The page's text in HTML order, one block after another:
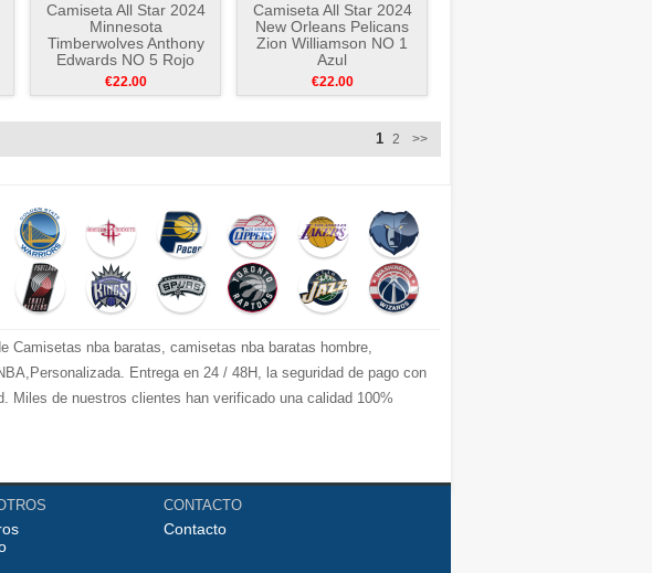
Camiseta All Star 2024
Minnesota
Timberwolves Anthony
Edwards NO 5 Rojo
€22.00
Camiseta All Star 2024
New Orleans Pelicans
Zion Williamson NO 1
Azul
€22.00
1 2 >>
Camisetas nba baratas, camisetas nba baratas hombre,
Entrega en 24 / 48H, la seguridad de pago con
Miles de nuestros clientes han verificado una calidad 100%
CONTACTO
Contacto